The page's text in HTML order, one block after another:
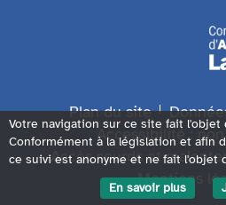
Plan du site
Accessibilité :
Accès sourds et
Mentions
Votre navigation sur ce site fait l'objet
Conformément à la législation et afin
ce suivi est anonyme et ne fait l'objet
En savoir plus